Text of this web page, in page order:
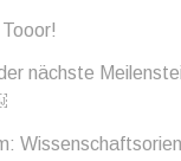
nächste